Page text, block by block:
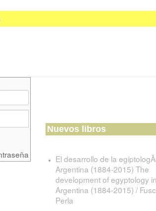
Nuevos libros
El desarrollo de la
Argentina (1884-2015) The
development of egyptology in
Argentina (1884-2015) /
Perla